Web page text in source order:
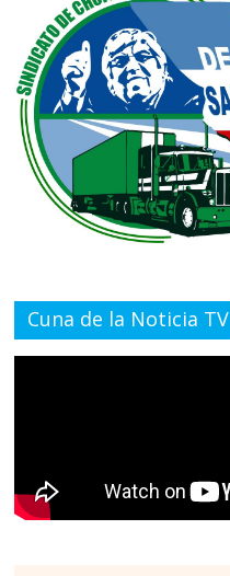
Cuna de la Noticia TV